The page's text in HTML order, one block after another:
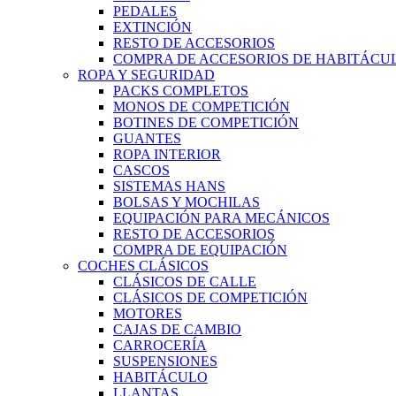
PEDALES
EXTINCIÓN
RESTO DE ACCESORIOS
COMPRA DE ACCESORIOS DE
ROPA Y SEGURIDAD
PACKS COMPLETOS
MONOS DE COMPETICIÓN
BOTINES DE COMPETICIÓN
GUANTES
ROPA INTERIOR
CASCOS
SISTEMAS HANS
BOLSAS Y MOCHILAS
EQUIPACIÓN PARA MECÁNICOS
RESTO DE ACCESORIOS
COMPRA DE EQUIPACIÓN
COCHES CLÁSICOS
CLÁSICOS DE CALLE
CLÁSICOS DE COMPETICIÓN
MOTORES
CAJAS DE CAMBIO
CARROCERÍA
SUSPENSIONES
HABITÁCULO
LLANTAS